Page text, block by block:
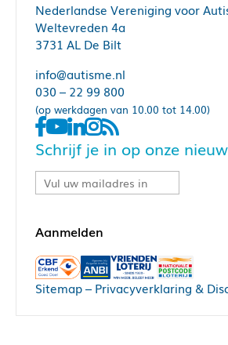
Nederlandse Vereniging voor
Weltevreden 4a
3731 AL De Bilt
info@autisme.nl
030 – 22 99 800
(op werkdagen van 10.00 tot 14.00)
Schrijf je in op onze
Sitemap– Privacyverklaring &